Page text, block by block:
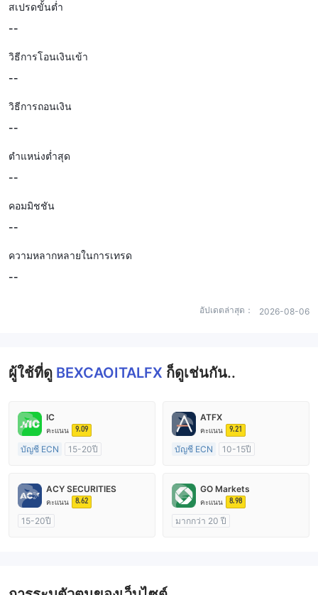
สเปรดขั้นต่ำ
--
วิธีการโอนเงินเข้า
--
วิธีการถอนเงิน
--
ตำแหน่งต่ำสุด
--
คอมมิชชัน
--
ความหลากหลายในการเทรด
--
อัปเดตล่าสุด： 2026-08-06
ผู้ใช้ที่ดู BEXCAOITALFX ก็ดูเช่นกัน..
IC
คะแนน 9.09
บัญชี ECN
15-20ปี
ใบอนุญาต MT4 แบบเต็ม
ATFX
คะแนน 9.21
บัญชี ECN
10-15ปี
ใบอนุญาต MT4 แบบเต็ม
ACY SECURITIES
คะแนน 8.62
15-20ปี
GO Markets
คะแนน 8.98
มากกว่า 20 ปี